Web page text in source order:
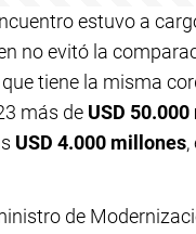
estuvo a
no evitó la
que tiene la misma
más de USD
USD 4.000 millones,
de